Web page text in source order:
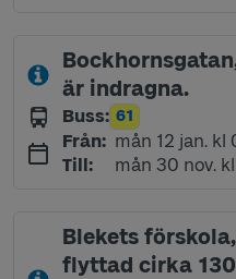
är indragna.
Buss: Linje
61
Från: måndag 12
mån 12 jan. kl
Till: måndag 30
mån 30 nov.
Blekets
flyttad cirka